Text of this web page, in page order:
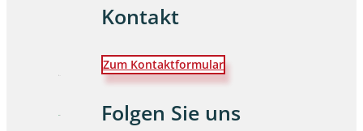
Kontakt
Zum Kontaktformular
Folgen Sie uns